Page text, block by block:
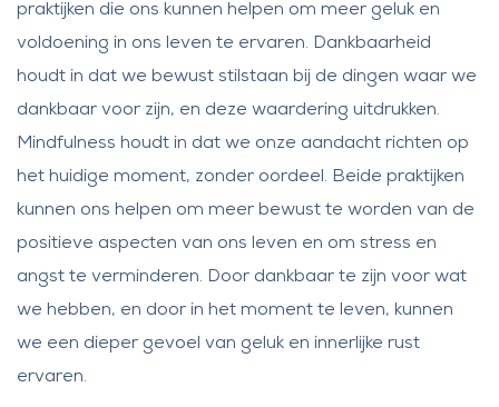
praktijken die ons kunnen helpen om meer geluk en
voldoening in ons leven te ervaren. Dankbaarheid
houdt in dat we bewust stilstaan bij de dingen waar we
dankbaar voor zijn, en deze waardering uitdrukken.
Mindfulness houdt in dat we onze aandacht richten op
het huidige moment, zonder oordeel. Beide praktijken
kunnen ons helpen om meer bewust te worden van de
positieve aspecten van ons leven en om stress en
angst te verminderen. Door dankbaar te zijn voor wat
we hebben, en door in het moment te leven, kunnen
we een dieper gevoel van geluk en innerlijke rust
ervaren.